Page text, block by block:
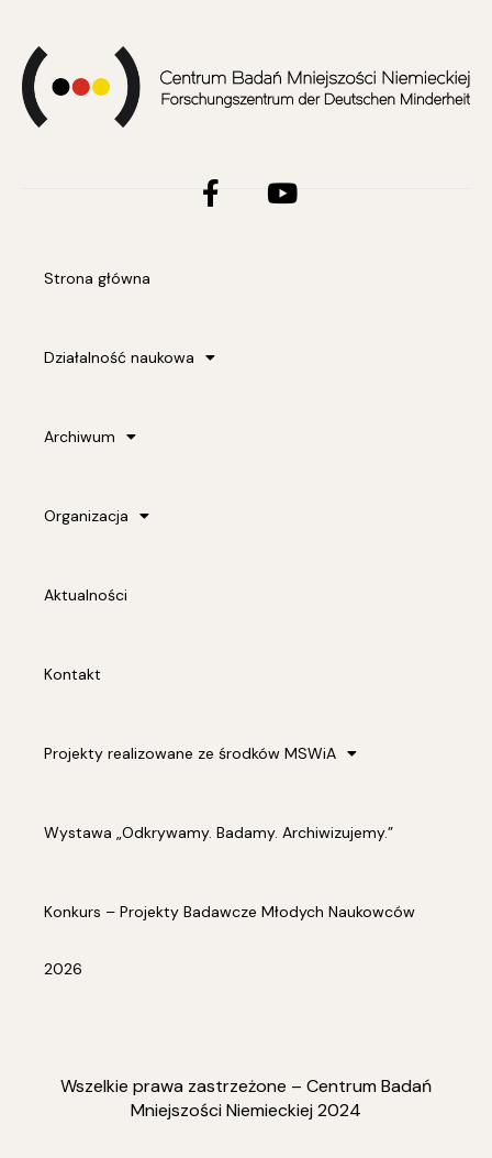
f
Strona główna
Działalność naukowa
Archiwum
Organizacja
Aktualności
Kontakt
Projekty realizowane ze środków MSWiA
Wystawa „Odkrywamy. Badamy. Archiwizujemy.”
Konkurs – Projekty Badawcze Młodych Naukowców
2026
Wszelkie prawa zastrzeżone – Centrum Badań
Mniejszości Niemieckiej 2024